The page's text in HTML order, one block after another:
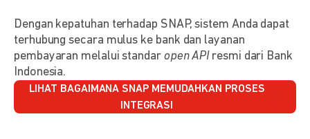
Dengan kepatuhan terhadap SNAP, sistem Anda dapat
terhubung secara mulus ke bank dan layanan
pembayaran melalui standar open APIresmi dari Bank
Indonesia.
LIHAT BAGAIMANA SNAP MEMUDAHKAN PROSES
INTEGRASI